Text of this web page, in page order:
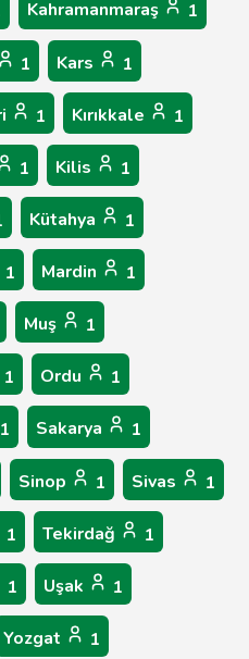
Kahramanmaraş 1
1 Kars 1
1 Kırıkkale 1
1 Kilis 1
Kütahya 1
1 Mardin 1
Muş 1
1 Ordu 1
1 Sakarya 1
Sinop 1 Sivas 1
1 Tekirdağ 1
1 Uşak 1
Yozgat 1